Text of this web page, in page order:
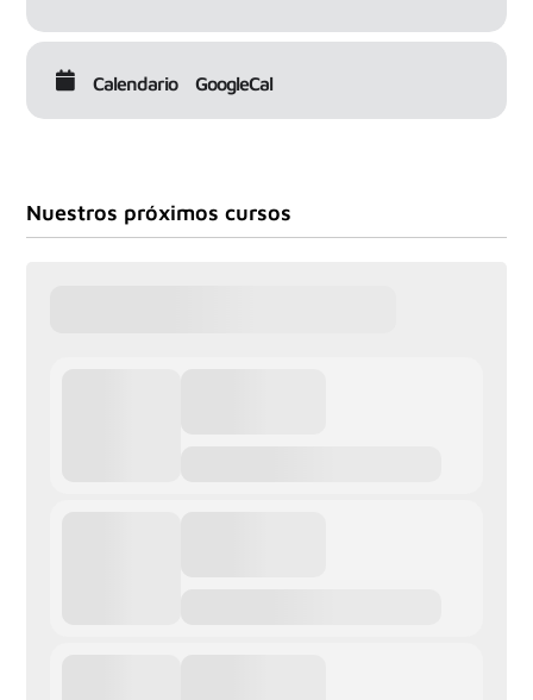
Calendario GoogleCal
Nuestros próximos cursos